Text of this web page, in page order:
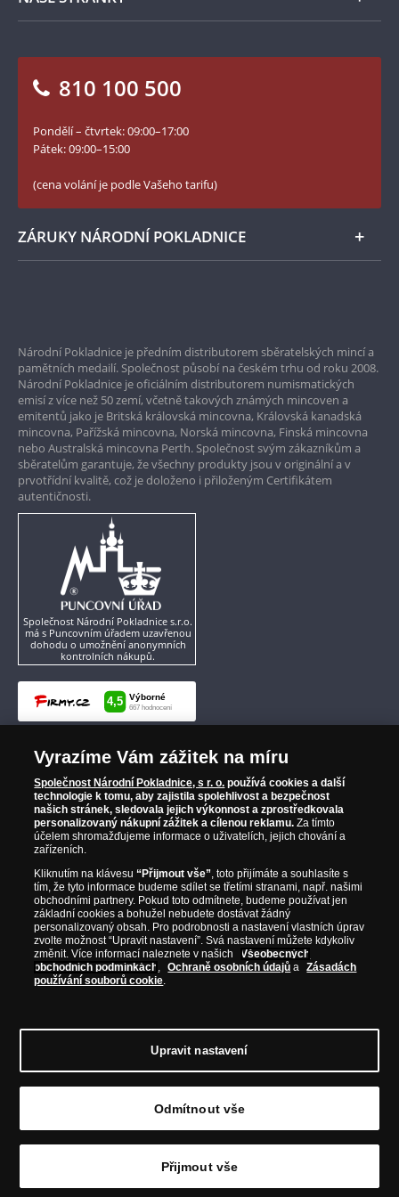
1963 knihu Můj táta Josef Lada, které bylo vydáno
přes 9000 výtisků, v knize byly také použity
narodila 18. prosince 1928, byla nadaná
klavíristka a zahynula v 17 letech při leteckém
bombardování u Emauzského kláštera 14. února
Medailéři
Numismatické novinky
Blog Pokladnice mincí
Facebook Národní Pokladnice
Twitter Národní Pokladnice
LinkedIn Národní Pokladnice
Instagram Národní Pokladnice
810 100 500
Pondělí – čtvrtek: 09:00–17:00
Pátek: 09:00–15:00
(cena volání je podle Vašeho tarifu)
ZÁRUKY NÁRODNÍ POKLADNICE
Garance nejvyšší kvality
Pouze originální produkty
Národní Pokladnice je předním distributorem sběratelských mincí a
pamětních medailí. Společnost působí na českém trhu od roku 2008.
Národní Pokladnice je oficiálním distributorem numismatických
emisí z více než 50 zemí, včetně takových známých mincoven a
emitentů jako je Britská královská mincovna, Královská kanadská
mincovna, Pařížská mincovna, Norská mincovna, Finská mincovna
nebo Australská mincovna Perth. Společnost svým zákazníkům a
sběratelům garantuje, že všechny produkty jsou v originální a v
prvotřídní kvalitě, což je doloženo i přiloženým Certifikátem
autentičnosti.
Společnost Národní Pokladnice s.r.o.
má s Puncovním úřadem uzavřenou
dohodu o umožnění anonymních
kontrolních nákupů.
IČ: 28507622; DIČ: CZ28507622Společnost zapsána v OR vedeném Městským
Vyrazíme Vám zážitek na míru
Společnost Národní Pokladnice, s r. o. používá cookies a další
technologie k tomu, aby zajistila spolehlivost a bezpečnost
našich stránek, sledovala jejich výkonnost a zprostředkovala
personalizovaný nákupní zážitek a cílenou reklamu. Za tímto
účelem shromažďujeme informace o uživatelích, jejich chování a
zařízeních.
Kliknutím na klávesu“Přijmout vše”, toto přijímáte a souhlasíte s
tím, že tyto informace budeme sdílet se třetími stranami, např. našimi
obchodními partnery. Pokud toto odmítnete, budeme používat jen
základní cookies a bohužel nebudete dostávat žádný
personalizovaný obsah. Pro podrobnosti a nastavení vlastních úprav
zvolte možnost “Upravit nastavení”. Svá nastavení můžete kdykoliv
změnit. Více informací naleznete v našich
Všeobecných
obchodních podmínkách , Ochraně osobních údajů a
Zásadách
používání souborů cookie.
Upravit nastavení
Odmítnout vše
Přijmout vše